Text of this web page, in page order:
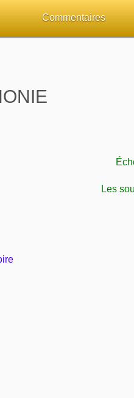
Commentaires
Les